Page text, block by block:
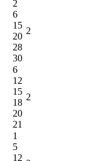
2
6
15
20
28
30
2
6
12
15
18
20
21
2
1
5
12